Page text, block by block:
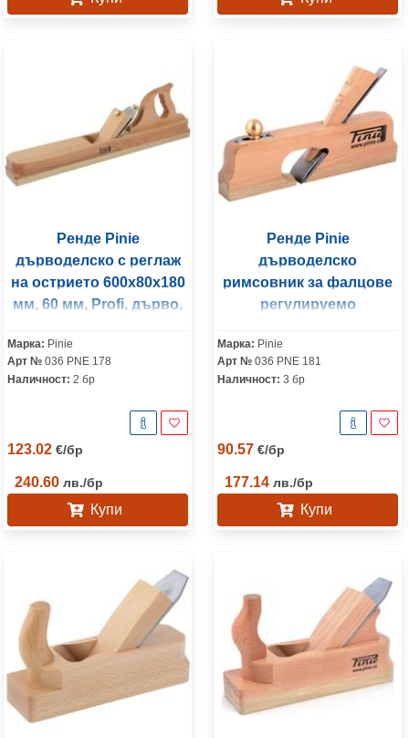
Ренде Pinie
дърводелско с реглаж
на острието 600x80x180
мм, 60 мм, Profi, дърво,
Марка: Pinie
Арт № 036 PNE 178
Наличност: 2 бр
123.02 €/бр
240.60 лв./бр
Купи
Ренде Pinie
дърводелско
римсовник за фалцове
регулируемо
Profi, дърво, Premium
Марка: Pinie
Арт № 036 PNE 181
Наличност: 3 бр
90.57 €/бр
177.14 лв./бр
Купи